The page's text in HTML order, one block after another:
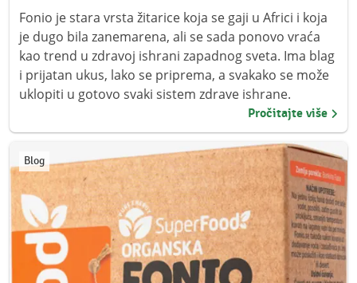
Fonio je stara vrsta žitarice koja se gaji u Africi i koja
je dugo bila zanemarena, ali se sada ponovo vraća
kao trend u zdravoj ishrani zapadnog sveta. Ima blag
i prijatan ukus, lako se priprema, a svakako se može
uklopiti u gotovo svaki sistem zdrave ishrane.
Pročitajte više
Blog